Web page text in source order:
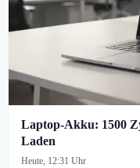
Laptop-Akku: 1500
Laden
Heute, 12:31 Uhr